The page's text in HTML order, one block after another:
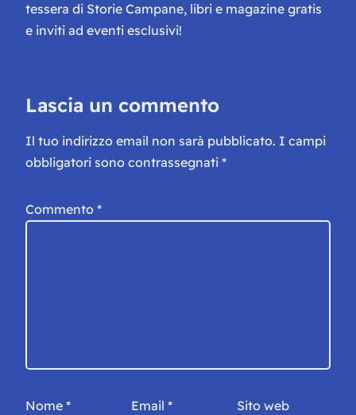
tessera di Storie Campane, libri e magazine gratis
e inviti ad eventi esclusivi!
Lascia un commento
Il tuo indirizzo email non sarà pubblicato. I campi
obbligatori sono contrassegnati *
Commento *
Nome * Email * Sito web